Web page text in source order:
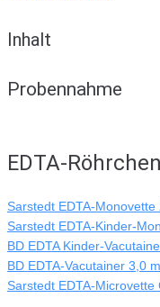
Inhalt
Probennahme
EDTA-Röhrchen
Sarstedt EDTA-Monovette
Sarstedt EDTA-Kinder-
BD EDTA Kinder-
BD EDTA-Vacutainer 3,0
Sarstedt EDTA-Microvette